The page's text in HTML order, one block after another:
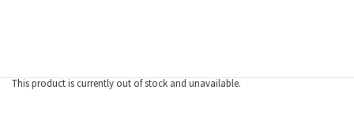
This product is currently out of stock and unavailable.